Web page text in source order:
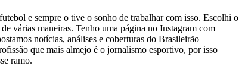
e sempre o tive o sonho de trabalhar com isso. Escolhi o
várias maneiras. Tenho uma página no Instagram com
notícias, análises e coberturas do Brasileirão
que mais almejo é o jornalismo esportivo, por isso
ramo.